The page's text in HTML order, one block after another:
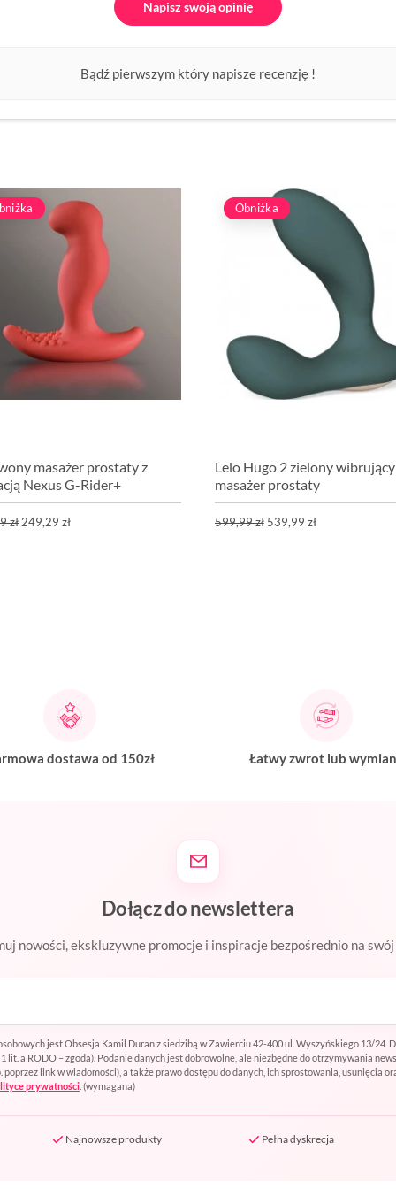
Napisz swoją opinię
Bądź pierwszym który napisze recenzję !
masażer prostaty z
Nexus G-Rider+
zł 249,29 zł
Obniżka
Lelo Hugo 2 zielony wibrujący
masażer prostaty
599,99 zł 539,99 zł
dostawa od 150zł Łatwy zwrot lub
Dołącz do newslettera
nowości, ekskluzywne promocje i inspiracje bezpośrednio na
jest Obsesja Kamil Duran z siedzibą w Zawierciu 42-400 ul. Wyszyńskiego 13/24.
lit. a RODO – zgoda). Podanie danych jest dobrowolne, ale niezbędne do otrzymywania
poprzez link w wiadomości), a także prawo dostępu do danych, ich sprostowania, usunięcia
prywatności (wymagana)
Najnowsze produkty Pełna dyskrecja